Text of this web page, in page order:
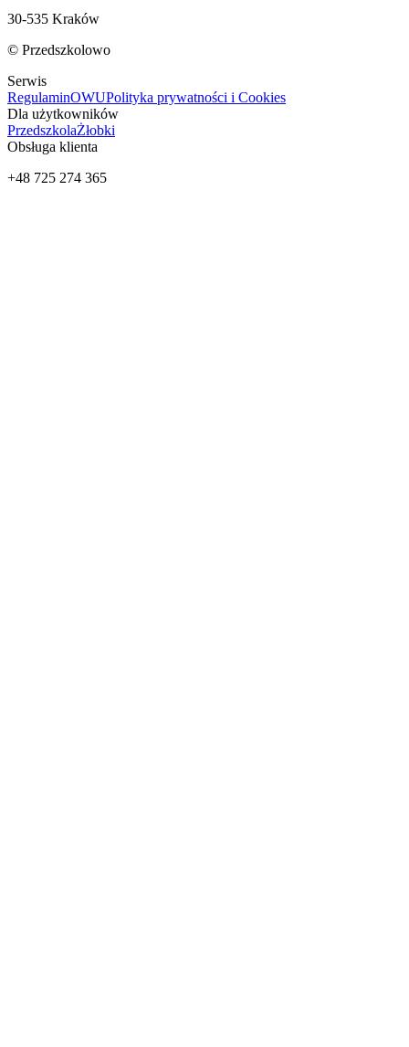
30-535 Kraków
© Przedszkolowo
Serwis
RegulaminOWUPolityka prywatności i Cookies
Dla użytkowników
PrzedszkolaŻłobki
Obsługa klienta
+48 725 274 365